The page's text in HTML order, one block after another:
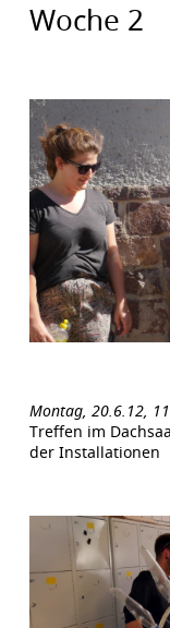
Woche 2
Montag, 20.6.12,
Treffen im
der Installationen